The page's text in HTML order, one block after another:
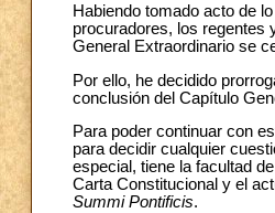
Habiendo tomado acto de
procuradores, los regentes
General Extraordinario se
Por ello, he decidido
conclusión del Capítulo
Para poder continuar con
para decidir cualquier
especial, tiene la facultad
Carta Constitucional y el
Summi Pontificis.